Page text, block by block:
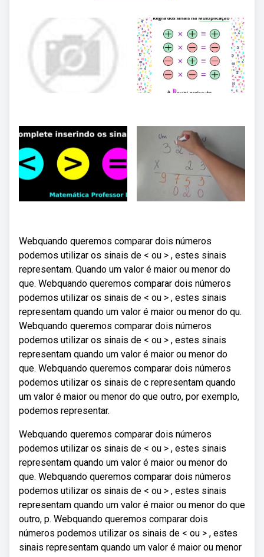
Webquando queremos comparar dois números
podemos utilizar os sinais de < ou > , estes sinais
representam. Quando um valor é maior ou menor do
que. Webquando queremos comparar dois números
podemos utilizar os sinais de < ou > , estes sinais
representam quando um valor é maior ou menor do qu.
Webquando queremos comparar dois números
podemos utilizar os sinais de < ou > , estes sinais
representam quando um valor é maior ou menor do
que. Webquando queremos comparar dois números
podemos utilizar os sinais de c representam quando
um valor é maior ou menor do que outro, por exemplo,
podemos representar.
Webquando queremos comparar dois números
podemos utilizar os sinais de < ou > , estes sinais
representam quando um valor é maior ou menor do
que. Webquando queremos comparar dois números
podemos utilizar os sinais de < ou > , estes sinais
representam quando um valor é maior ou menor do que
outro, p. Webquando queremos comparar dois
números podemos utilizar os sinais de < ou > , estes
sinais representam quando um valor é maior ou menor